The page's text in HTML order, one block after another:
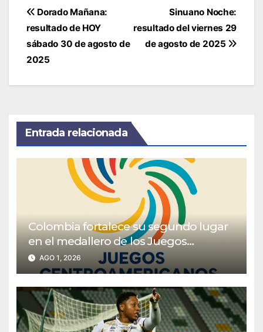
Navegación
de
entradas
Sinuano Noche:
resultado del viernes 29
de agosto de 2025
Dorado Mañana:
resultado de HOY
sábado 30 de agosto de
2025
Entrada relacionada
Colombia fortalece su segundo lugar
en el medallero de los Juegos
Centroamericanos y del Caribe 2026
AGO 1, 2026